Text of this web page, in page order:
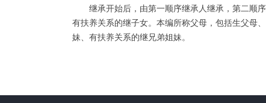
继承开始后，由第一顺序继承人继承，第二顺序
有扶养关系的继子女。本编所称父母，包括生父母
妹、有扶养关系的继兄弟姐妹。